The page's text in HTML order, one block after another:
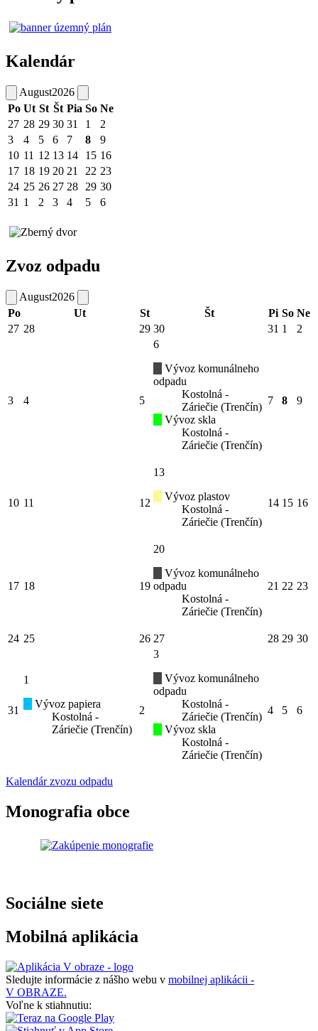
Kalendár
August2026
Po Ut St Št Pia So Ne
27 28 29 30 31 1
2
3
4 5 6 7 8
9
10 11 12 13 14 15 16
17 18 19 20 21 22 23
24 25 26 27 28 29 30
31 1 2 3 4 5 6
Zvoz odpadu
August2026
Po
Ut St Št Pi So Ne
27 28 29 30 31 1 2
3 4 5
6
Vývoz komunálneho
odpadu
Kostolná -
Záriečie (Trenčín)
Vývoz skla
Kostolná -
Záriečie (Trenčín)
7 8 9
10 11 12
13
Vývoz plastov
Kostolná -
Záriečie (Trenčín)
14 15 16
17 18 19
20
Vývoz komunálneho
odpadu
Kostolná -
Záriečie (Trenčín)
21 22 23
24 25 26 27 28 29 30
31
1
Vývoz papiera
Kostolná -
Záriečie (Trenčín)
2
3
Vývoz komunálneho
odpadu
Kostolná -
Záriečie (Trenčín)
Vývoz skla
Kostolná -
Záriečie (Trenčín)
4 5 6
Kalendár zvozu odpadu
Monografia obce
Sociálne siete
Mobilná aplikácia
Sledujte informácie z nášho webu v mobilnej aplikácii -
V OBRAZE.
Voľne k stiahnutiu: